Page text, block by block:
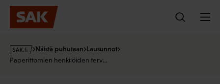
Hyppää
sisältöön
s
a
Näistä puhutaan Lausunnot
Paperittomien henkilöiden terv…